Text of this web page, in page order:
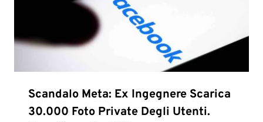
Scandalo Meta: Ex Ingegnere Scarica
30.000 Foto Private Degli Utenti.